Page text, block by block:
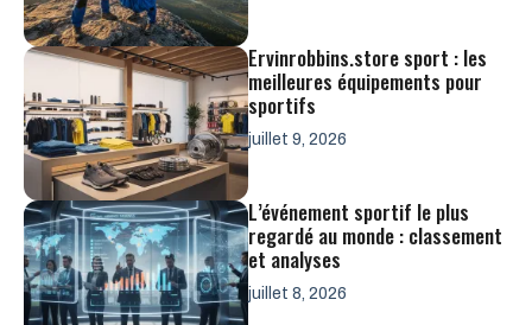
Ervinrobbins.store sport : les
meilleures équipements pour
sportifs
juillet 9, 2026
L’événement sportif le plus
regardé au monde : classement
et analyses
juillet 8, 2026